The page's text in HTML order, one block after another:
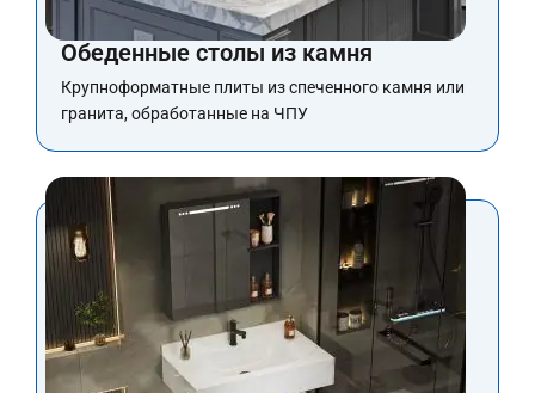
Обеденные столы из камня
Крупноформатные плиты из спеченного камня или
гранита, обработанные на ЧПУ